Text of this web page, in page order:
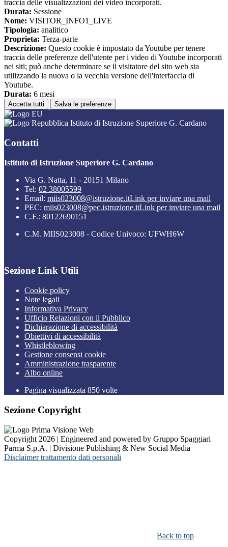
traccia delle visualizzazioni dei video incorporati.
Durata: Sessione
Nome: VISITOR_INFO1_LIVE
Tipologia: analitico
Proprieta: Terza-parte
Descrizione: Questo cookie è impostato da Youtube per tenere
traccia delle preferenze dell'utente per i video di Youtube incorporati
nei siti; può anche determinare se il visitatore del sito web sta
utilizzando la nuova o la vecchia versione dell'interfaccia di
Youtube.
Durata: 6 mesi
Accetta tutti Salva le preferenze
Istituto di Istruzione Superiore G. Cardano
Contatti
Istituto di Istruzione Superiore G. Cardano
Via G. Natta, 11 - 20151 Milano
Tel: 02 38005599
Email: miis023008@istruzione.itLink per inviare una mail
PEC: miis023008@pec.istruzione.itLink per inviare una mail
C.F.: 80122690151
C.M. MIIS023008 - Codice Univoco: UFWH6W
Sezione Link Utili
Cookie policy
Note legali
Informativa Privacy
Ufficio Relazioni con il Pubblico
Dichiarazione di accessibilità
Obiettivi di accessibilità
Whistleblowing
Gestione consensi cookie
Amministrazione trasparente
Albo online
Pagina visualizzata 850 volte
Sezione Copyright
Copyright 2026 | Engineered and powered by Gruppo Spaggiari
Parma S.p.A. | Divisione Publishing & New Social Media
Disclaimer trattamento dati personali
Back to top